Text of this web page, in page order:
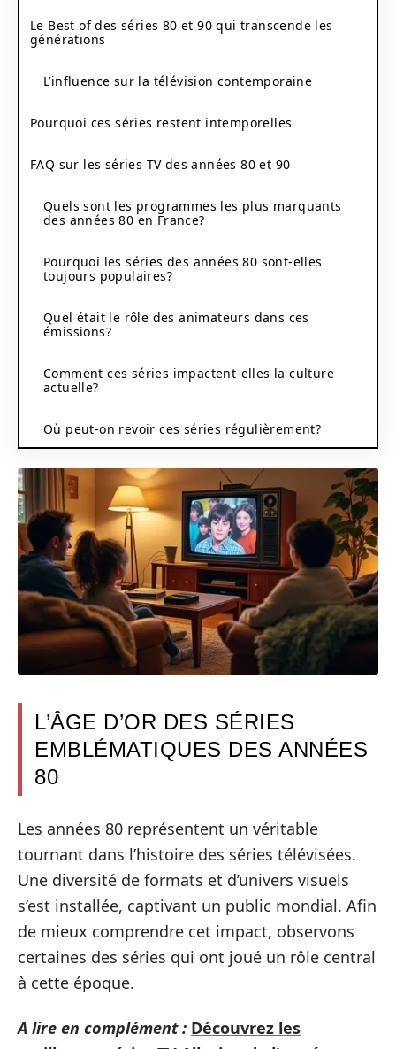
Le Best of des séries 80 et 90 qui transcende les
générations
L’influence sur la télévision contemporaine
Pourquoi ces séries restent intemporelles
FAQ sur les séries TV des années 80 et 90
Quels sont les programmes les plus marquants
des années 80 en France?
Pourquoi les séries des années 80 sont-elles
toujours populaires?
Quel était le rôle des animateurs dans ces
émissions?
Comment ces séries impactent-elles la culture
actuelle?
Où peut-on revoir ces séries régulièrement?
L’ÂGE D’OR DES SÉRIES
EMBLÉMATIQUES DES ANNÉES
80
Les années 80 représentent un véritable
tournant dans l’histoire des séries télévisées.
Une diversité de formats et d’univers visuels
s’est installée, captivant un public mondial. Afin
de mieux comprendre cet impact, observons
certaines des séries qui ont joué un rôle central
à cette époque.
A lire en complément : Découvrez les